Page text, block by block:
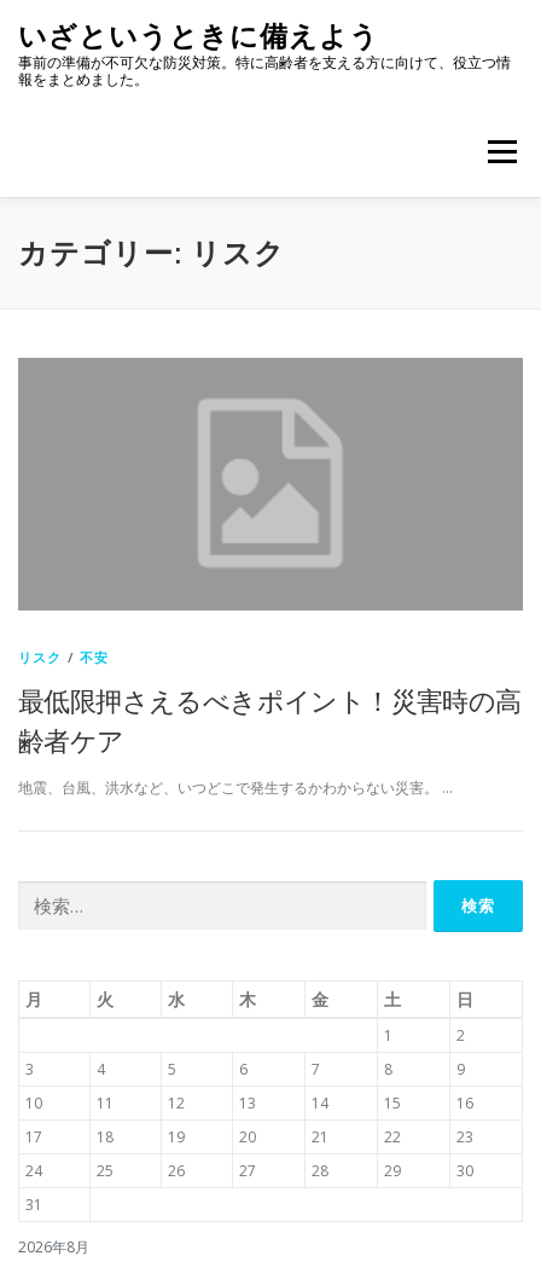
ッ
いざというときに備えよう
事前の準備が不可欠な防災対策。特に高齢者を支える方に向けて、役立つ情
報をまとめました。
メニュー
カテゴリー: リスク
リスク /不安
最低限押さえるべきポイント！災害時の高
齢者ケア
地震、台風、洪水など、いつどこで発生するかわからない災害。 …
索:
2026年8月
月 火 水 木 金 土 日
1
2
3
4 5 6 7 8
9
10
11 12 13 14 15
16
17
18 19 20 21 22
23
24
25 26 27 28 29
30
31